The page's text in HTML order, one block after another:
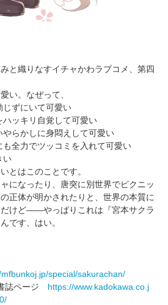
と織りなすイチャかわラブコメ、第四
い。なぜって、
ずにいて可愛い
ッキリ自覚して可愛い
らかしに身悶えして可愛い
全力でツッコミを入れて可愛い
い
とはこのことです。
になったり、唐突に別世界でピクニッ
正体が明かされたりと、世界の本質に
だけど――やっぱりこれは『宮本サクラ
です、はい。
special/sakurachan/
誌ページ https://www.kadokawa.co.j